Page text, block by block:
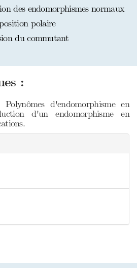
des endomorphismes normaux
polaire
du commutant
:
d'endomorphisme en
d'un endomorphisme en